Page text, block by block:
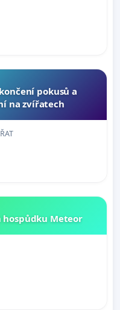
pokusů a
na zvířatech
hospůdku Meteor